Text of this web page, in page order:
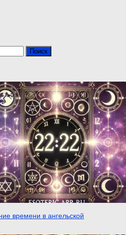
времени в ангельской